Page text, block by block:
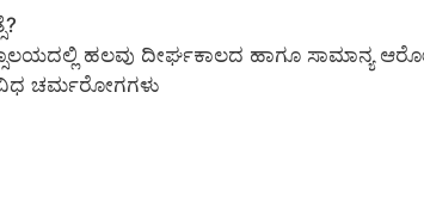
ಹಲವು ದೀರ್ಘಕಾಲದ ಹಾಗೂ ಸಾಮಾನ್ಯ
ಚರ್ಮರೋಗಗಳು